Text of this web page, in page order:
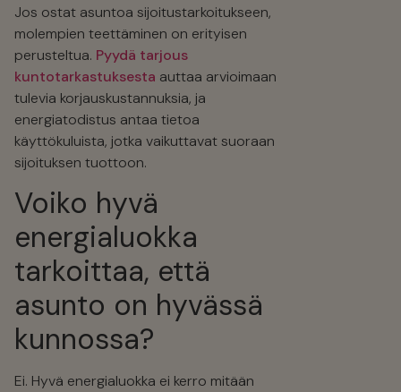
Jos ostat asuntoa sijoitustarkoitukseen,
molempien teettäminen on erityisen
perusteltua. Pyydä tarjous
kuntotarkastuksesta auttaa arvioimaan
tulevia korjauskustannuksia, ja
energiatodistus antaa tietoa
käyttökuluista, jotka vaikuttavat suoraan
sijoituksen tuottoon.
Voiko hyvä
energialuokka
tarkoittaa, että
asunto on hyvässä
kunnossa?
Ei. Hyvä energialuokka ei kerro mitään